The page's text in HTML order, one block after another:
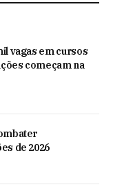
vagas em cursos
começam na
de 2026